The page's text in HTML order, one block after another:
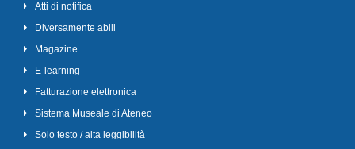
Atti di notifica
Diversamente abili
Magazine
E-learning
Fatturazione elettronica
Sistema Museale di Ateneo
Solo testo / alta leggibilità